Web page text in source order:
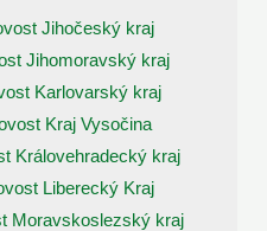
Jihočeský kraj
Jihomoravský kraj
Karlovarský kraj
Kraj Vysočina
Královehradecký kraj
Liberecký Kraj
Moravskoslezský kraj